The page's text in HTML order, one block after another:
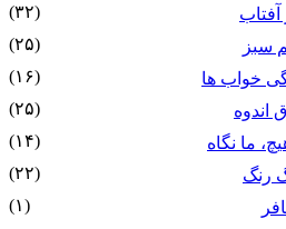
آفتاب
(۳۲)
سبز
(۲۵)
خواب ها
(۱۶)
اندوه
(۲۵)
ما نگاه
(۱۴)
رنگ
(۲۲)
(۱)